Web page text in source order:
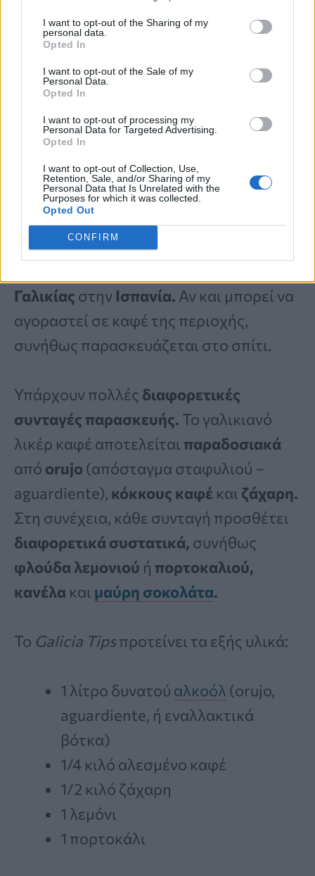
I want to opt-out of the Sharing of my
personal data.
Opted In
I want to opt-out of the Sale of my
Personal Data.
Opted In
I want to opt-out of processing my
Personal Data for Targeted Advertising.
Opted In
I want to opt-out of Collection, Use,
Retention, Sale, and/or Sharing of my
Personal Data that Is Unrelated with the
Purposes for which it was collected.
Opted Out
CONFIRM
ενώ πάντα χτενίζει ταμαλλιά
βάζειλίγο κραγιόν.
Η Esperanza πιστεύει ότι «το να είσαι
της επιτρέπει να απολαμβάνει κάθε
Πώς να φτιάξετε licor café
Γνωστό και ως«licorca»,
Γαλικίας στην Ισπανία. Αν και μπορεί να
αγοραστεί σε καφέ της περιοχής,
συνήθως παρασκευάζεται στο σπίτι.
Υπάρχουν πολλές διαφορετικές
συνταγές παρασκευής. Το γαλικιανό
λικέρ καφέ αποτελείται παραδοσιακά
από orujo (απόσταγμα σταφυλιού –
aguardiente), κόκκους καφέ και ζάχαρη.
Στη συνέχεια, κάθε συνταγή προσθέτει
διαφορετικά συστατικά, συνήθως
φλούδα λεμονιού ή πορτοκαλιού,
κανέλα και μαύρη σοκολάτα.
Το Galicia Tipsπροτείνει τα εξής υλικά:
1 λίτρο δυνατού αλκοόλ (orujo,
aguardiente, ή εναλλακτικά
βότκα)
1/4 κιλό αλεσμένο καφέ
1/2 κιλό ζάχαρη
1 λεμόνι
1 πορτοκάλι